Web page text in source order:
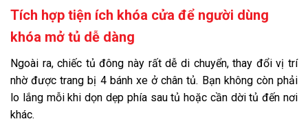
Tích hợp tiện ích khóa cửa để người dùng
khóa mở tủ dễ dàng
Ngoài ra, chiếc tủ đông này rất dễ di chuyển, thay đổi vị trí
nhờ được trang bị 4 bánh xe ở chân tủ. Bạn không còn phải
lo lắng mỗi khi dọn dẹp phía sau tủ hoặc cần dời tủ đến nơi
khác.